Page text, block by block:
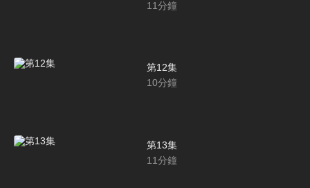
11分鐘
第12集
10分鐘
第13集
11分鐘